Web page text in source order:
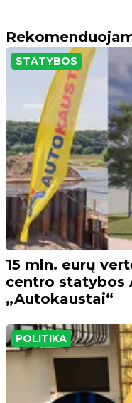
STATYBOS
15 mln. eurų
centro statybos
„Autokaustai“
POLITIKA